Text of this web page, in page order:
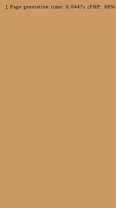
[ Page generation time: 0.0447s (PHP: